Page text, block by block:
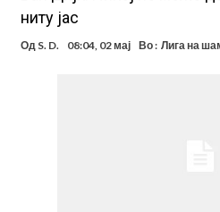
ниту јас
Од S. D. 08:04, 02 мај Во : Лига на